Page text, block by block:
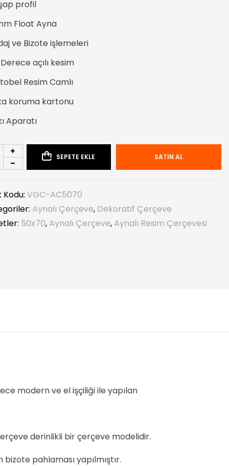
profil
Float Ayna
ve Bizote işlemeleri
açılı kesim
Resim Camlı
koruma kartonu
Aparatı
SEPETE EKLE SATIN AL
Kodu: VGC-AC5070
Aynalı Çerçeve, Dekoratif Çerçeve
50x70, Aynalı Çerçeve, Aynalı Resim Çerçevesi
modern ve el işçiliği ile yapılan
derinlikli bir çerçeve modelidir.
pahlaması yapılmıştır.